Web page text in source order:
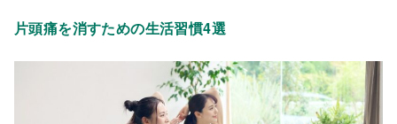
片頭痛を消すための生活習慣4選